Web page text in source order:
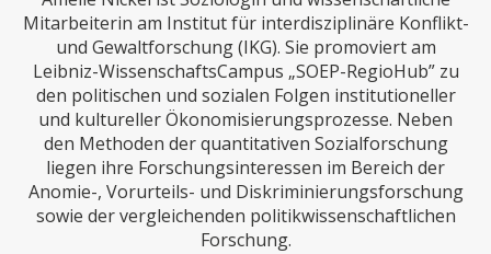
SUCHE
ABO/LOGIN
Mitarbeiterin am Institut für interdisziplinäre Konflikt-
und Gewaltforschung (IKG). Sie promoviert am
Leibniz-WissenschaftsCampus „SOEP-RegioHub” zu
den politischen und sozialen Folgen institutioneller
und kultureller Ökonomisierungsprozesse. Neben
den Methoden der quantitativen Sozialforschung
liegen ihre Forschungsinteressen im Bereich der
Anomie-, Vorurteils- und Diskriminierungsforschung
sowie der vergleichenden politikwissenschaftlichen
Forschung.